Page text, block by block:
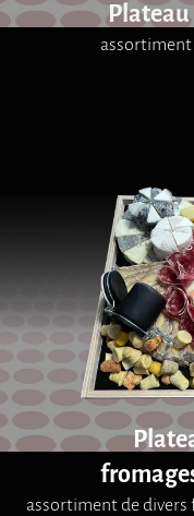
Plateau
assortiment
assortiment de divers